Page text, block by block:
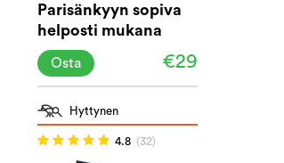
Parisänkyyn sopiva
helposti mukana
kulkeva
hyttysverkko
€29
Osta
Hyttynen
4.8 (32)